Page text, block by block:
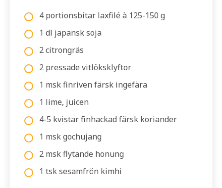
4 portionsbitar laxfilé à 125-150 g
1 dl japansk soja
2 citrongräs
2 pressade vitlöksklyftor
1 msk finriven färsk ingefära
1 lime, juicen
4-5 kvistar finhackad färsk koriander
1 msk gochujang
2 msk flytande honung
1 tsk sesamfrön kimhi